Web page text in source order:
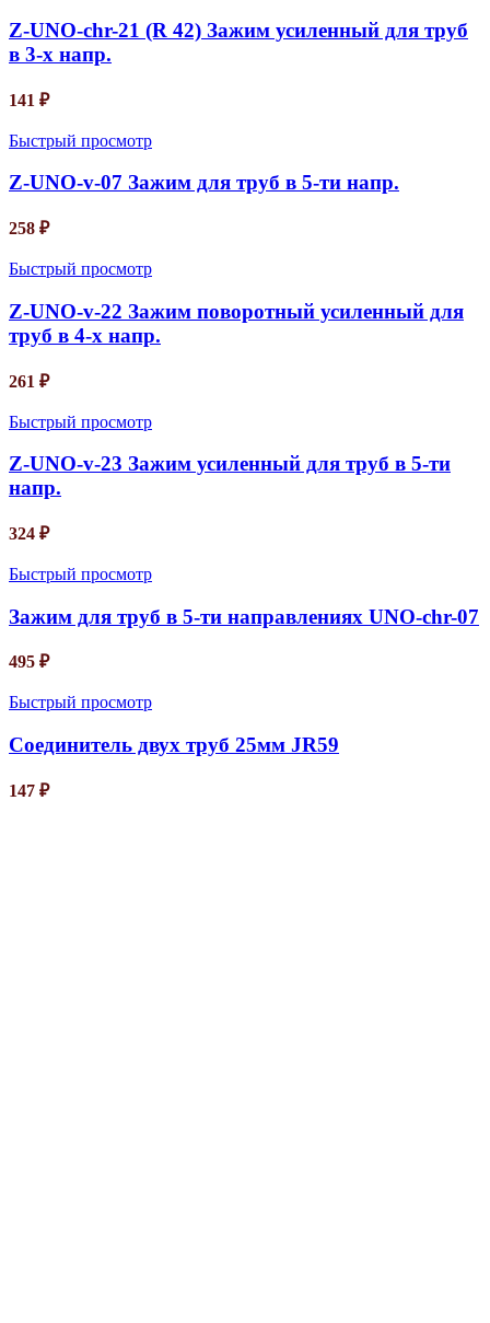
Z-UNO-chr-21 (R 42) Зажим усиленный для труб
в 3-х напр.
141 ₽
Быстрый просмотр
Z-UNO-v-07 Зажим для труб в 5-ти напр.
258 ₽
Быстрый просмотр
Z-UNO-v-22 Зажим поворотный усиленный для
труб в 4-х напр.
261 ₽
Быстрый просмотр
Z-UNO-v-23 Зажим усиленный для труб в 5-ти
напр.
324 ₽
Быстрый просмотр
Зажим для труб в 5-ти направлениях UNO-chr-07
495 ₽
Быстрый просмотр
Соединитель двух труб 25мм JR59
147 ₽